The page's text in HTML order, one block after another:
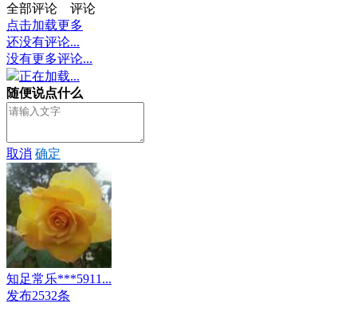
全部评论
评论
点击加载更多
还没有评论...
没有更多评论...
正在加载...
随便说点什么
取消 确定
知足常乐***5911...
发布2532条